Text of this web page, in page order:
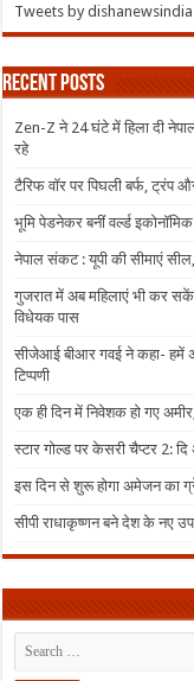
Tweets by dishanewsindia
Recent Posts
Zen-Z ने 24 घंटे में हिला दी
रहे
टैरिफ वॉर पर पिघली बर्फ, ट्रंप
भूमि पेडनेकर बनीं वर्ल्ड
नेपाल संकट : यूपी की सीमाएं सील,
गुजरात में अब महिलाएं भी कर
विधेयक पास
सीजेआई बीआर गवई ने कहा- हमें
टिप्पणी
एक ही दिन में निवेशक हो गए
स्टार गोल्ड पर केसरी चैप्टर 2:
इस दिन से शुरू होगा अमेजन का
सीपी राधाकृष्णन बने देश के नए